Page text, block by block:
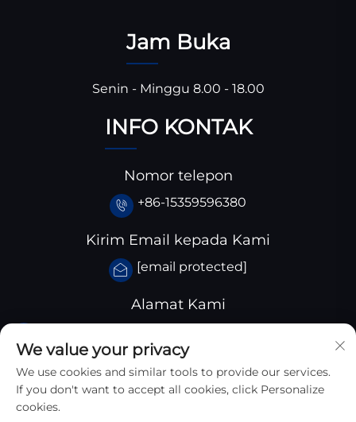
Jam Buka
Senin - Minggu 8.00 - 18.00
INFO KONTAK
Nomor telepon
+86-15359596380
Kirim Email kepada Kami
[email protected]
Alamat Kami
Provinsi Sichuan, Tiongkok
We value your privacy
We use cookies and similar tools to provide our services.
If you don't want to accept all cookies, click Personalize
cookies.